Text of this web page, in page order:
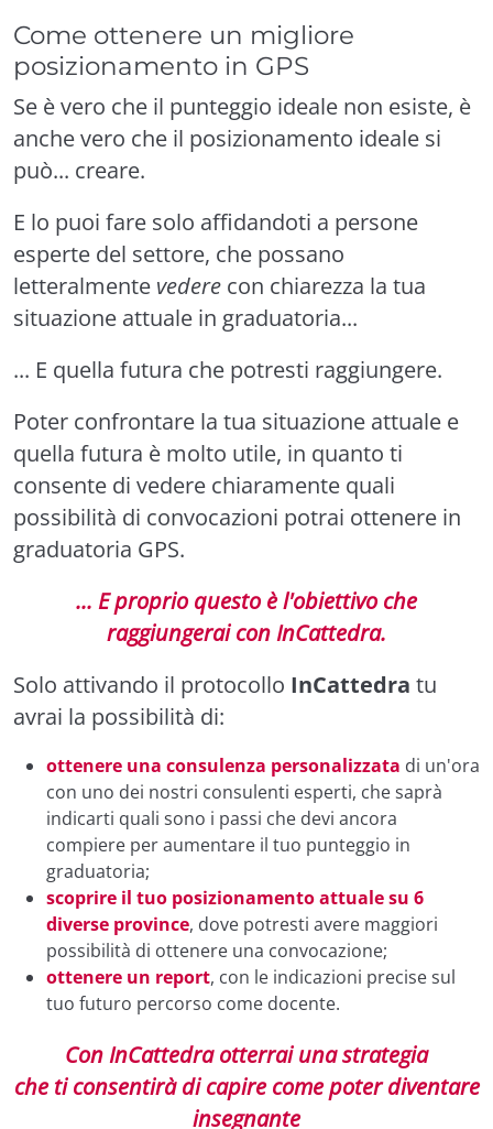
Come ottenere un migliore
posizionamento in GPS
Se è vero che il punteggio ideale non esiste, è
anche vero che il posizionamento ideale si
può... creare.
E lo puoi fare solo affidandoti a persone
esperte del settore, che possano
letteralmente vedere con chiarezza la tua
situazione attuale in graduatoria...
... E quella futura che potresti raggiungere.
Poter confrontare la tua situazione attuale e
quella futura è molto utile, in quanto ti
consente di vedere chiaramente quali
possibilità di convocazioni potrai ottenere in
graduatoria GPS.
... E proprio questo è l'obiettivo che
raggiungerai con InCattedra.
Solo attivando il protocollo InCattedra tu
avrai la possibilità di:
ottenere una consulenza personalizzata di un'ora
con uno dei nostri consulenti esperti, che saprà
indicarti quali sono i passi che devi ancora
compiere per aumentare il tuo punteggio in
graduatoria;
scoprire il tuo posizionamento attuale su 6
diverse province, dove potresti avere maggiori
possibilità di ottenere una convocazione;
ottenere un report, con le indicazioni precise sul
tuo futuro percorso come docente.
Con InCattedra otterrai una strategia
che ti consentirà di capire come poter diventare
insegnante